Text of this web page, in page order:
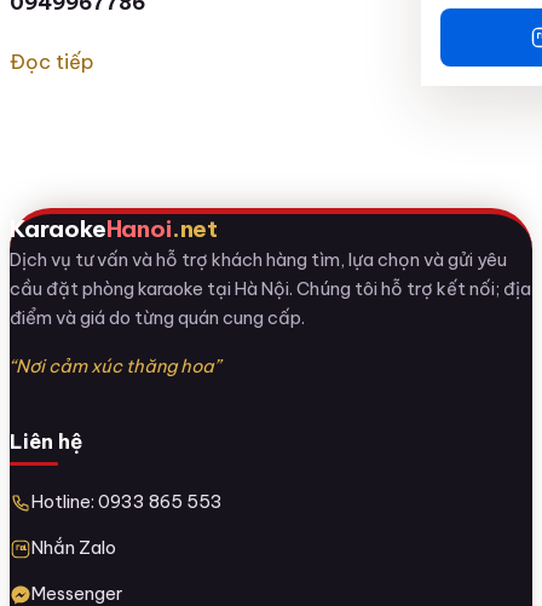
Đọc tiếp
KaraokeHanoi.net
Dịch vụ tư vấn và hỗ trợ khách hàng tìm, lựa chọn và gửi yêu
cầu đặt phòng karaoke tại Hà Nội. Chúng tôi hỗ trợ kết nối; địa
điểm và giá do từng quán cung cấp.
“Nơi cảm xúc thăng hoa”
Liên hệ
Hotline: 0933 865 553
Nhắn Zalo
Messenger